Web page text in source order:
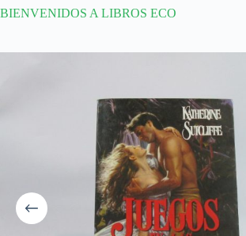
BIENVENIDOS A LIBROS ECO